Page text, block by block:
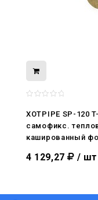
XOTPIPE SP-120
самофикс.
кашированный
4 129,27 / шт